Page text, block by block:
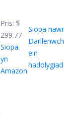
Pris: $
299.77
Siopa
yn
Amazon
Siopa nawr
Darllenwch
ein
hadolygiad